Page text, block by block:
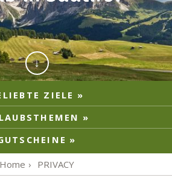
ZIELE
Home PRIVACY